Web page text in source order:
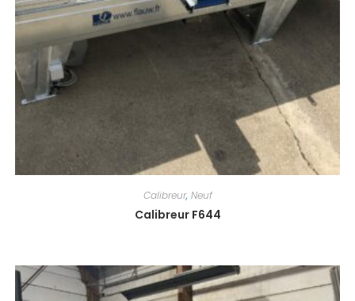
Calibreur, Neuf
Calibreur F644